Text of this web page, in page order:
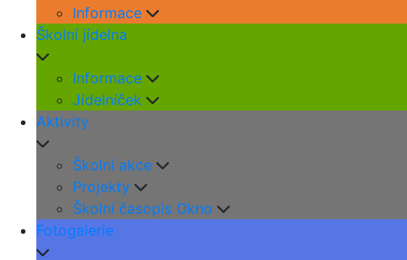
Informace
Školní jídelna
Informace
Jídelníček
Aktivity
Školní akce
Projekty
Školní časopis Okno
Fotogalerie